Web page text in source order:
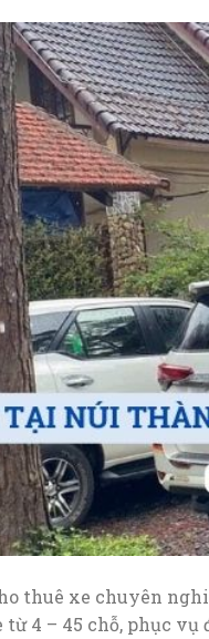
thuê xe chuyên
từ 4 – 45 chỗ, phục